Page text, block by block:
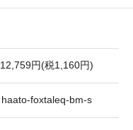
12,759円(税1,160円)
haato-foxtaleq-bm-s